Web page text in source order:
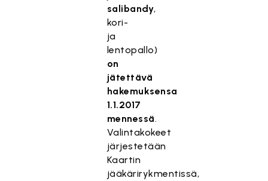
salibandy,
kori-
ja
lentopallo)
on
jätettävä
hakemuksensa
1.1.2017
mennessä.
Valintakokeet
järjestetään
Kaartin
jääkärirykmentissä,